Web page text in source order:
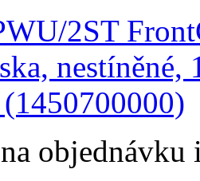
na objednávku